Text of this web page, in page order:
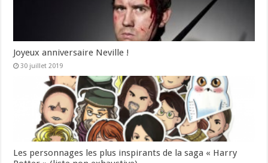
Joyeux anniversaire Neville !
30 juillet 2019
Les personnages les plus inspirants de la saga « Harry